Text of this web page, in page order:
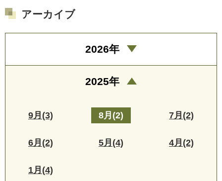
アーカイブ
2026年
2025年
9月(3) 8月(2) 7月(2)
6月(2) 5月(4) 4月(2)
1月(4)